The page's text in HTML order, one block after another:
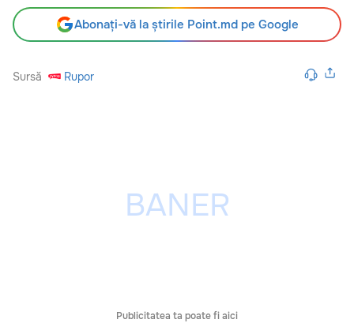
Abonați-vă la știrile Point.md pe Google
Sursă Rupor
Publicitatea ta poate fi aici